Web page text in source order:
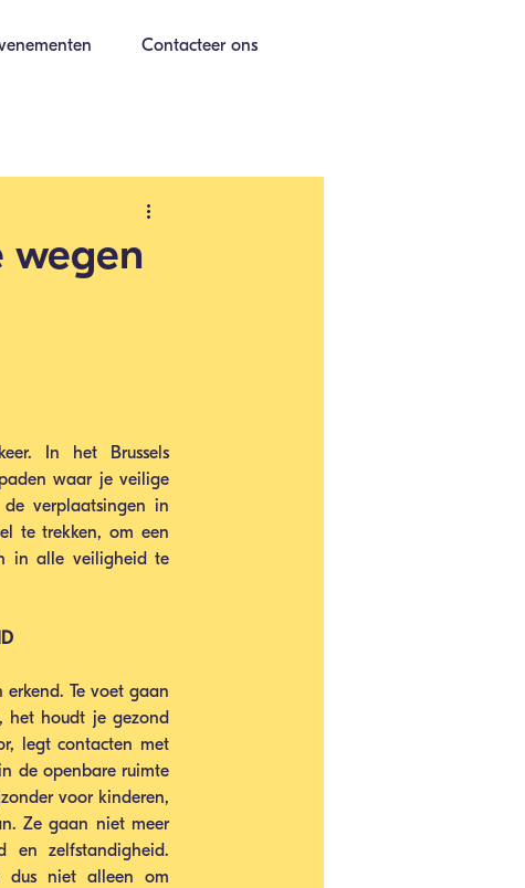
Contacteer ons
wegen
In het Brussels
waar je veilige
verplaatsingen in
te trekken, om een
in alle veiligheid te
Te voet gaan
het houdt je gezond
legt contacten met
de openbare ruimte
voor kinderen,
Ze gaan niet meer
en zelfstandigheid.
dus niet alleen om